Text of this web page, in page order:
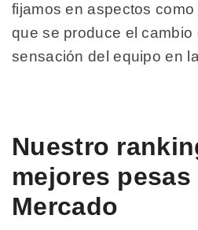
fijamos en aspectos
que se produce el cambio
sensación del equipo en
Nuestro
mejores
Mercado